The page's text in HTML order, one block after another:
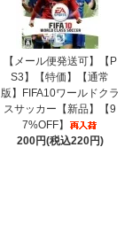
【メール便発送可】【P
S3】【特価】【通常
版】FIFA10ワールドクラ
スサッカー【新品】【9
7%OFF】
200円(税込220円)